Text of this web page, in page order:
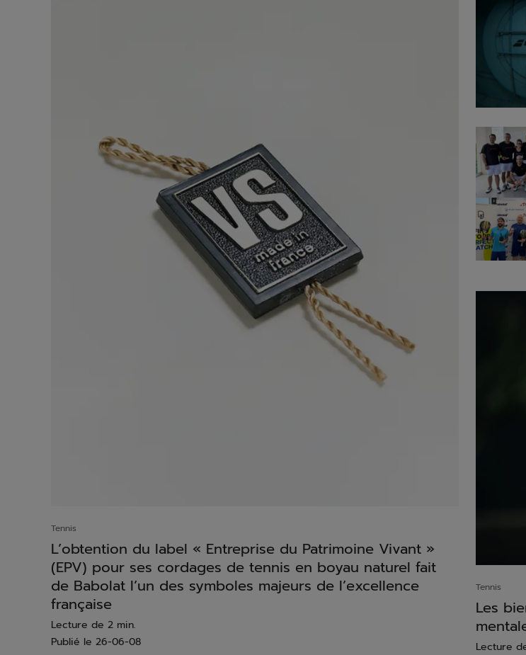
Tennis
L’obtention du label « Entreprise du Patrimoine Vivant »
(EPV) pour ses cordages de tennis en boyau naturel fait
de Babolat l’un des symboles majeurs de l’excellence
française
Lecture de 2 min.
Publié le 26-06-08
Tennis
Les
Lecture